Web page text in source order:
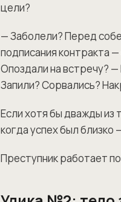
цели?
— Заболели? Перед
подписания контракта
Опоздали на встречу?
Запили? Сорвались?
Если хотя бы дважды из
когда успех был близко
Преступник работает